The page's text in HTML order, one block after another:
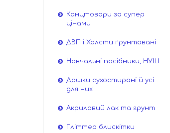
Канцтовари за супер
цінами
ДВП і Холсти ґрунтовані
Навчальні посібники, НУШ
Дошки сухостирані й усі
для них
Акриловий лак та грунт
Гліттер блискітки